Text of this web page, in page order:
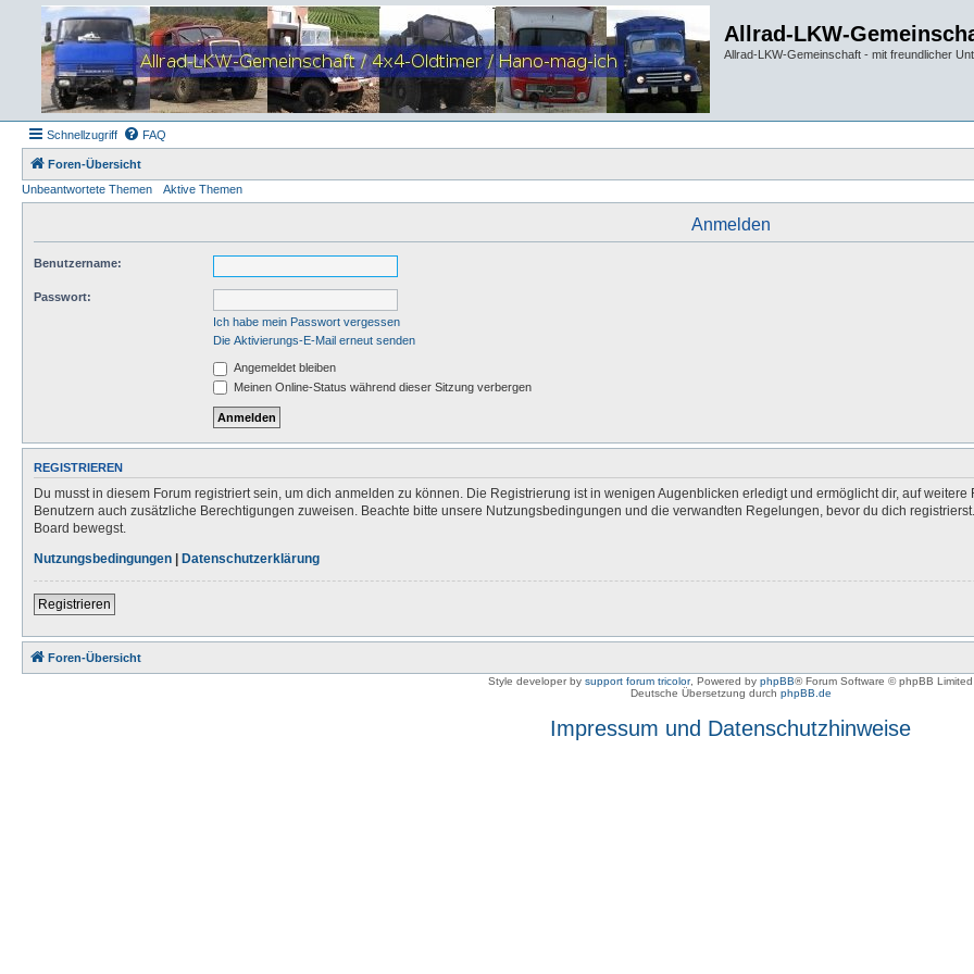
Allrad-LKW-
Allrad-LKW-Gemeinschaft - mit freundlicher
Schnellzugriff FAQ
Foren-Übersicht
Unbeantwortete Themen
Aktive Themen
Anmelden
Benutzername:
Passwort:
Ich habe mein Passwort vergessen
Die Aktivierungs-E-Mail erneut senden
Angemeldet bleiben
Meinen Online-Status während dieser Sitzung verbergen
REGISTRIEREN
Du musst in diesem Forum registriert sein, um dich anmelden zu können. Die Registrierung ist in wenigen Augenblicken erledigt und ermöglicht dir, auf
Benutzern auch zusätzliche Berechtigungen zuweisen. Beachte bitte unsere Nutzungsbedingungen und die verwandten Regelungen, bevor du dich
Board bewegst.
Nutzungsbedingungen | Datenschutzerklärung
Registrieren
Foren-Übersicht
Style developer by support forum tricolor, Powered by phpBB® Forum Software © phpBB Limited
Deutsche Übersetzung durch phpBB.de
Impressum und Datenschutzhinweise